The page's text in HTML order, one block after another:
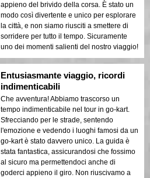
appieno del brivido della corsa. È stato un
modo così divertente e unico per esplorare
la città, e non siamo riusciti a smettere di
sorridere per tutto il tempo. Sicuramente
uno dei momenti salienti del nostro viaggio!
Entusiasmante viaggio, ricordi
indimenticabili
Che avventura! Abbiamo trascorso un
tempo indimenticabile nel tour in go-kart.
Sfrecciando per le strade, sentendo
l'emozione e vedendo i luoghi famosi da un
go-kart è stato davvero unico. La guida è
stata fantastica, assicurandosi che fossimo
al sicuro ma permettendoci anche di
goderci appieno il giro. Non riuscivamo a